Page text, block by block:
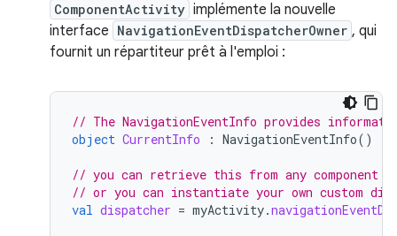
ComponentActivity implémente la nouvelle
interface NavigationEventDispatcherOwner , qui
fournit un répartiteur prêt à l'emploi :
// The NavigationEventInfo provides
object CurrentInfo : NavigationEventInfo()
// you can retrieve this from any component
// or you can instantiate your own custom
val dispatcher = myActivity.